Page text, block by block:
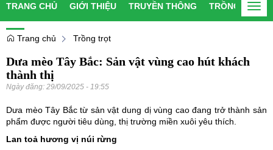
TRANG CHỦ GIỚI THIỆU TRUYỀN THÔNG TRỒNG TRỌT
Trang chủ Trồng trọt
Dưa mèo Tây Bắc: Sản vật vùng cao hút khách
thành thị
Ngày đăng: 29/09/2025 - 19:55
Dưa mèo Tây Bắc từ sản vật dung dị vùng cao đang trở thành sản
phẩm được người tiêu dùng, thị trường miền xuôi yêu thích.
Lan toả hương vị núi rừng